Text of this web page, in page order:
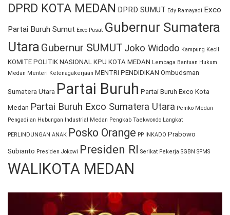
DPRD KOTA MEDAN DPRD SUMUT Edy Ramayadi Exco
Partai Buruh Sumut Exco Pusat Gubernur Sumatera
Utara Gubernur SUMUT Joko Widodo Kampung Kecil
KOMITE POLITIK NASIONAL KPU KOTA MEDAN Lembaga Bantuan Hukum
Medan Menteri Ketenagakerjaan MENTRI PENDIDIKAN Ombudsman
Sumatera Utara Partai Buruh Partai Buruh Exco Kota
Medan Partai Buruh Exco Sumatera Utara Pemko Medan
Pengadilan Hubungan Industrial Medan Pengkab Taekwondo Langkat
PERLINDUNGAN ANAK Posko Orange PP INKADO Prabowo
Subianto Presiden Jokowi Presiden RI Serikat Pekerja SGBN SPMS
WALIKOTA MEDAN